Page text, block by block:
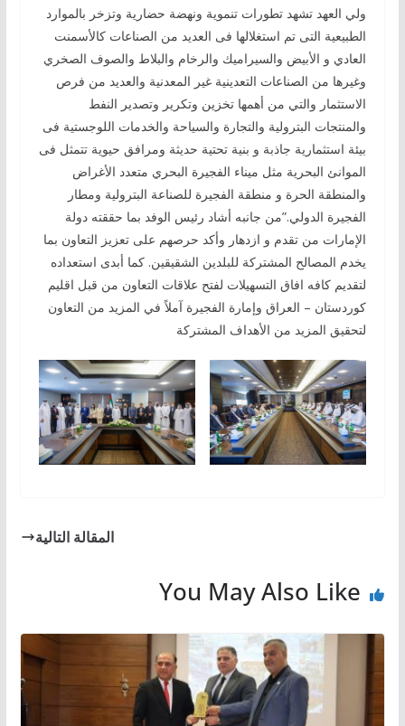
ولي العهد تشهد تطورات تنموية ونهضة حضارية وتزخر بالموارد
الطبيعية التى تم استغلالها فى العديد من الصناعات كالأسمنت
العادي و الأبيض والسيراميك والرخام والبلاط والصوف الصخري
وغيرها من الصناعات التعدينية غير المعدنية والعديد من فرص
الاستثمار والتي من أهمها تخزين وتكرير وتصدير النفط
والمنتجات البترولية والتجارة والسياحة والخدمات اللوجستية فى
بيئة استثمارية جاذبة و بنية تحتية حديثة ومرافق حيوية تتمثل فى
الموانئ البحرية مثل ميناء الفجيرة البحري متعدد الأغراض
والمنطقة الحرة و منطقة الفجيرة للصناعة البترولية ومطار
الفجيرة الدولي.”من جانبه أشاد رئيس الوفد بما حققته دولة
الإمارات من تقدم و ازدهار وأكد حرصهم على تعزيز التعاون بما
يخدم المصالح المشتركة للبلدين الشقيقين. كما أبدى استعداده
لتقديم كافه افاق التسهيلات لفتح علاقات التعاون من قبل اقليم
كوردستان – العراق وإمارة الفجيرة آملاً في المزيد من التعاون
لتحقيق المزيد من الأهداف المشتركة
المقالة التالية
You May Also Like